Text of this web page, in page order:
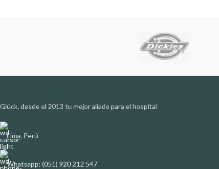
Glück, desde el 2013 tu mejor aliado para el hospital
Lima, Perú
Whatsapp: (051) 920 212 547